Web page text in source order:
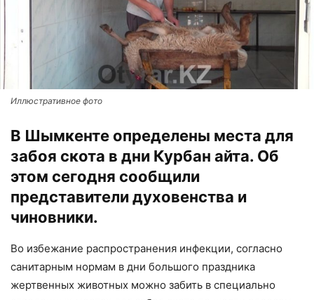
Иллюстративное фото
В Шымкенте определены места для
забоя скота в дни Курбан айта. Об
этом сегодня сообщили
представители духовенства и
чиновники.
Во избежание распространения инфекции, согласно
санитарным нормам в дни большого праздника
жертвенных животных можно забить в специально